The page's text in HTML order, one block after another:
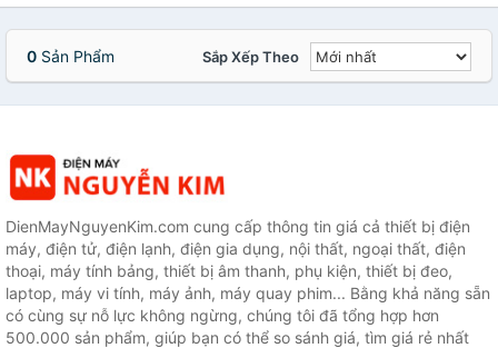
0 Sản Phẩm Sắp Xếp Theo
DienMayNguyenKim.com cung cấp thông tin giá cả thiết bị điện
máy, điện tử, điện lạnh, điện gia dụng, nội thất, ngoại thất, điện
thoại, máy tính bảng, thiết bị âm thanh, phụ kiện, thiết bị đeo,
laptop, máy vi tính, máy ảnh, máy quay phim... Bằng khả năng sẵn
có cùng sự nỗ lực không ngừng, chúng tôi đã tổng hợp hơn
500.000 sản phẩm, giúp bạn có thể so sánh giá, tìm giá rẻ nhất